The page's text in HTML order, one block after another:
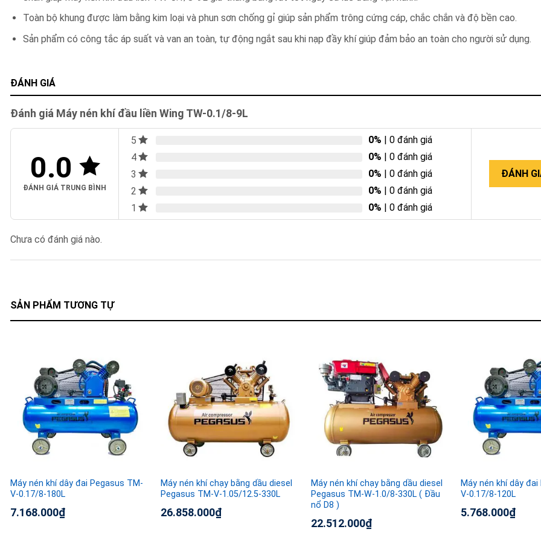
Toàn bộ khung được làm bằng kim loại và phun sơn chống gỉ giúp sản phẩm trông cứng cáp, chắc chắn và độ bền cao.
Sản phẩm có công tắc áp suất và van an toàn, tự động ngắt sau khi nạp đầy khí giúp đảm bảo an toàn cho người sử dụng.
ĐÁNH GIÁ
Đánh giá Máy nén khí đầu liền Wing TW-0.1/8-9L
0.0
ĐÁNH GIÁ TRUNG BÌNH
5 0% | 0 đánh giá
4
0% | 0 đánh giá
3
0% | 0 đánh giá
2
0% | 0 đánh giá
1
0% | 0 đánh giá
ĐÁNH
Chưa có đánh giá nào.
SẢN PHẨM TƯƠNG TỰ
Máy nén khí dây đai Pegasus TM-
V-0.17/8-180L
7.168.000₫
Máy nén khí chạy bằng dầu diesel
Pegasus TM-V-1.05/12.5-330L
26.858.000₫
Máy nén khí chạy bằng dầu diesel
Pegasus TM-W-1.0/8-330L ( Đầu
nổ D8 )
22.512.000₫
Máy nén khí dây
V-0.17/8-120L
5.768.000₫